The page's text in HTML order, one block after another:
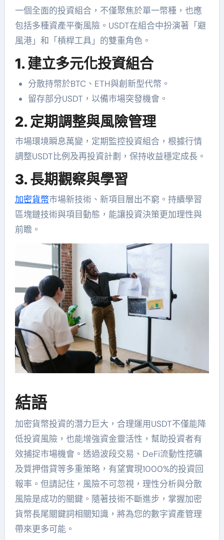
一個全面的投資組合，不僅聚焦於單一幣種，也應
包括多種資產平衡風險。USDT在組合中扮演著「避
風港」和「槓桿工具」的雙重角色。
1. 建立多元化投資組合
分散持幣於BTC、ETH與創新型代幣。
留存部分USDT，以備市場突發機會。
2. 定期調整與風險管理
市場環境瞬息萬變，定期監控投資組合，根據行情
調整USDT比例及再投資計劃，保持收益穩定成長。
3. 長期觀察與學習
加密貨幣市場新技術、新項目層出不窮。持續學習
區塊鏈技術與項目動態，能讓投資決策更加理性與
前瞻。
結語
加密貨幣投資的潛力巨大，合理運用USDT不僅能降
低投資風險，也能增強資金靈活性，幫助投資者有
效捕捉市場機會。透過波段交易、DeFi流動性挖礦
及質押借貸等多重策略，有望實現1000%的投資回
報率。但請記住，風險不可忽視，理性分析與分散
風險是成功的關鍵。隨著技術不斷進步，掌握加密
貨幣長尾關鍵詞相關知識，將為您的數字資產管理
帶來更多可能。